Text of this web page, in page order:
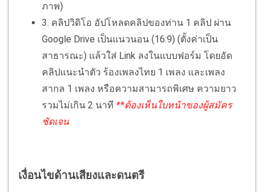
ภาพ)
3. คลิปวิดิโอ อัปโหลดคลิปของท่าน 1 คลิป ผ่าน
Google Drive เป็นแนวนอน (16:9) (ตั้งค่าเป็น
สาธารณะ) แล้วใส่ Link ลงในแบบฟอร์ม โดยอัด
คลิปแนะนำตัว ร้องเพลงไทย 1 เพลง และเพลง
สากล 1 เพลง หรือความสามารถพิเศษ ความยาว
รวมไม่เกิน 2 นาที **ต้องเห็นใบหน้าของผู้สมัคร
ชัดเจน
เงื่อนไขด้านเสียงและดนตรี